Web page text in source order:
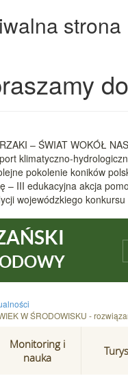
– ŚWIAT WOKÓŁ
klimatyczno-
pokolenie koników
– III edukacyjna akcja
wojewódzkiego
W ŚRODOWISKU -
Monitoring i
nauka